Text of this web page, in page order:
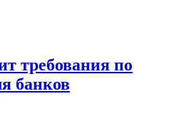
требования по
банков